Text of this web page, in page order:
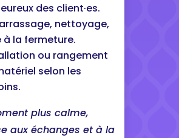
des client·es.
nettoyage,
à la fermeture.
ou rangement
selon les
plus calme,
aux échanges et à la